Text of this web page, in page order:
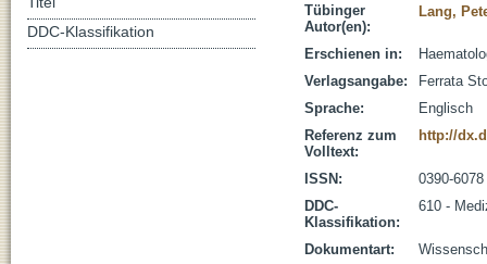
Tübinger
Autor(en):
Lang,
Erschienen in:
Verlagsangabe:
Ferrata
Sprache:
Englisch
Referenz zum
Volltext:
http://
ISSN:
0390-6078
DDC-
Klassifikation:
610 -
Dokumentart:
DDC-Klassifikation